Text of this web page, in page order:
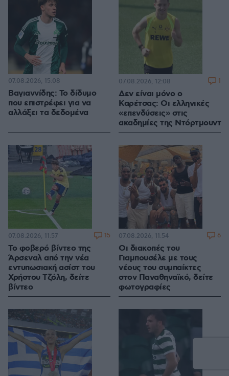
Βαγιαννίδης: Το δίδυμο
που επιστρέφει για να
αλλάξει τα δεδομένα
07.08.2026, 15:08
Δεν είναι μόνο ο
Καρέτσας: Οι ελληνικές
«επενδύσεις» στις
ακαδημίες της Ντόρτμουντ
07.08.2026, 12:08 1
Το φοβερό βίντεο της
Άρσεναλ από την νέα
εντυπωσιακή ασίστ του
Χρήστου Τζόλη, δείτε
βίντεο
07.08.2026, 11:57 15
Οι διακοπές του
Γιαμπουσέλε με τους
νέους του συμπαίκτες
στον Παναθηναϊκό, δείτε
φωτογραφίες
07.08.2026, 11:54 6